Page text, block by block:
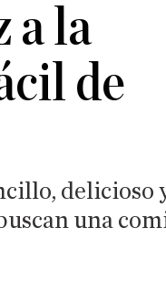
a la
de
delicioso
una